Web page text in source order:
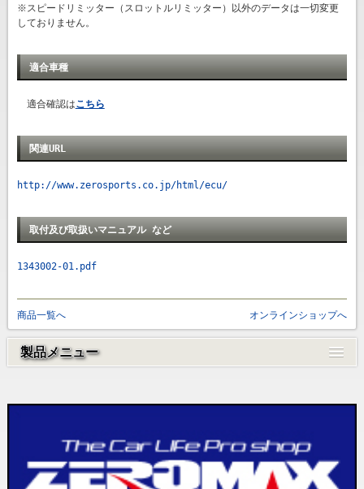
製品メニュー
※スピードリミッター（スロットルリミッター）以外のデータは一切変更
しておりません。
適合車種
適合確認はこちら
関連URL
http://www.zerosports.co.jp/html/ecu/
取付及び取扱いマニュアル など
1343002-01.pdf
商品一覧へ オンラインショップへ